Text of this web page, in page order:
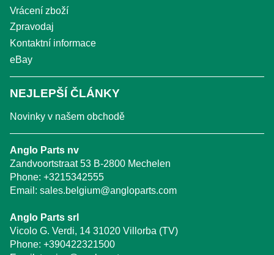
Vrácení zboží
Zpravodaj
Kontaktní informace
eBay
NEJLEPŠÍ ČLÁNKY
Novinky v našem obchodě
Anglo Parts nv
Zandvoortstraat 53 B-2800 Mechelen
Phone: +3215342555
Email: sales.belgium@angloparts.com
Anglo Parts srl
Vicolo G. Verdi, 14 31020 Villorba (TV)
Phone: +390422321500